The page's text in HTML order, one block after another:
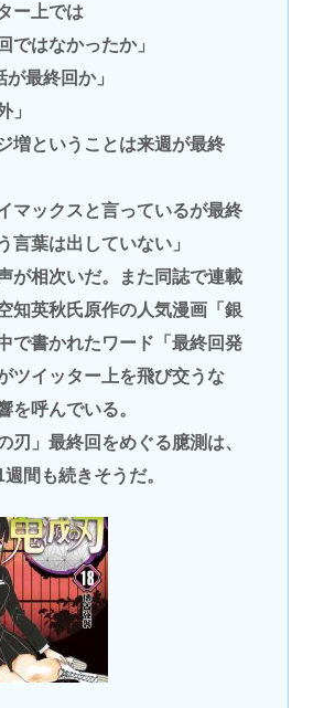
ー上では
ではなかったか」
が最終回か」
」
増ということは来週が最終
マックスと言っているが最終
言葉は出していない」
が相次いだ。また同誌で連載
知英秋氏原作の人気漫画「銀
で書かれたワード「最終回発
ツイッター上を飛び交うな
を呼んでいる。
刃」最終回をめぐる臆測は、
間も続きそうだ。